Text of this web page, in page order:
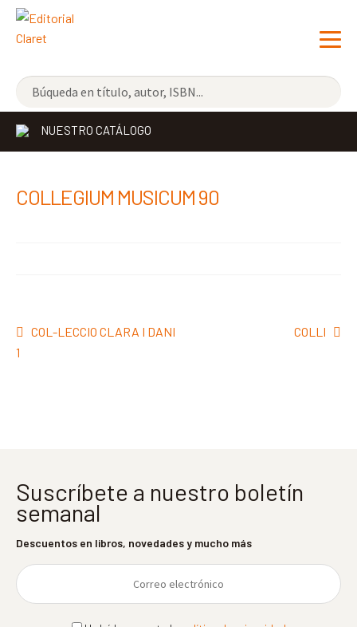
NOVEDADES
LOS MÁS VENDIDOS
NUESTRO CATÁLOGO
COLLEGIUM MUSICUM 90
Navegación
de
Anterior:
COL-LECCIO CLARA I DANI
1
Siguiente:
COLLI
Suscríbete a nuestro boletín
semanal
Descuentos en libros, novedades y mucho más